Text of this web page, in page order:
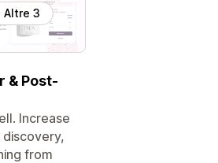
Altre 3
& Post-
Increase
from